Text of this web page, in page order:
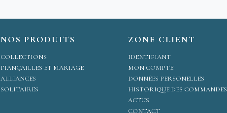
NOS PRODUITS
COLLECTIONS
FIANÇAILLES ET MARIAGE
ALLIANCES
SOLITAIRES
ZONE CLIENT
IDENTIFIANT
MON COMPTE
DONNÉES PERSONELLES
HISTORIQUE DES COMMANDES
ACTUS
CONTACT